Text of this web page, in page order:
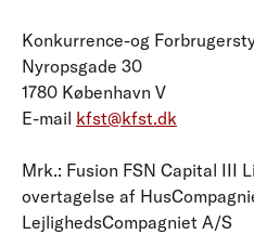
Konkurrence-og
Nyropsgade 30
1780 København V
E-mail kfst@kfst.dk
Mrk.: Fusion FSN Capital III
overtagelse af
LejlighedsCompagniet A/S